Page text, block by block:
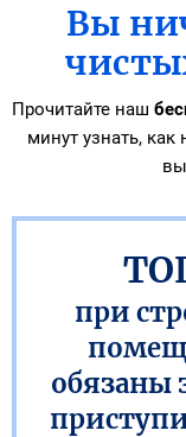
Вы
Прочитайте наш
минут узнать,как
при
обязаны